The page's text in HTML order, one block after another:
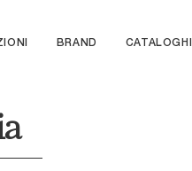
BRAND CATALOGHI